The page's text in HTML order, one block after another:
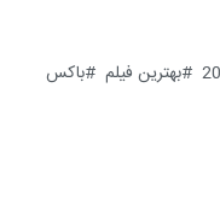
بهترین فیلم
باکس